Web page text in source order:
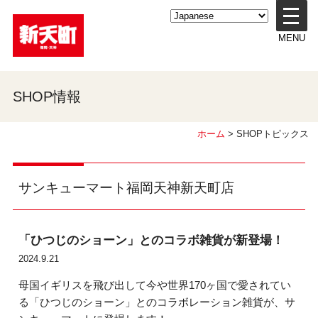
メ
ニ
ュ
MENU
SHOP情報
ホーム > SHOPトピックス
サンキューマート福岡天神新天町店
「ひつじのショーン」とのコラボ雑貨が新登場！
2024.9.21
母国イギリスを飛び出して今や世界170ヶ国で愛されてい
る「ひつじのショーン」とのコラボレーション雑貨が、サ